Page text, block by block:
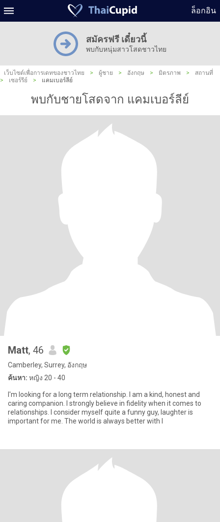
ล็อกอิน
สมัครฟรี เดี๋ยวนี้
พบกับหนุ่มสาวโสดชาวไทย
เว็บไซต์เพื่อการเดทของชาวไทย > ผู้ชาย > อังกฤษ > มิตรภาพ >
สถานที่
>
เซอร์รีย์ > แคมเบอร์ลีย์
พบกับชายโสดจาก แคมเบอร์ลีย์
Matt, 46
Camberley, Surrey, อังกฤษ
ค้นหา: หญิง 20 - 40
I'm looking for a long term relationship. I am a kind, honest and
caring companion. I strongly believe in fidelity when it comes to
relationships. I consider myself quite a funny guy, laughter is
important for me. The world is always better with l